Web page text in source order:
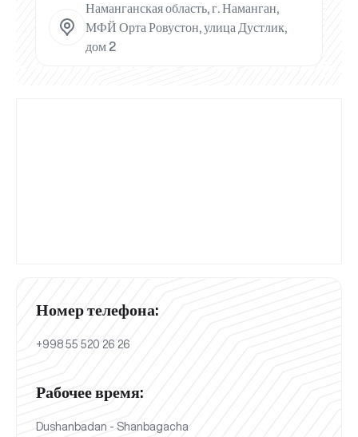
Наманганская область, г. Наманган,
МФЙ Орта Ровустон, улица Дустлик,
дом 2
Номер телефона:
+998 55 520 26 26
Рабочее время:
Dushanbadan - Shanbagacha